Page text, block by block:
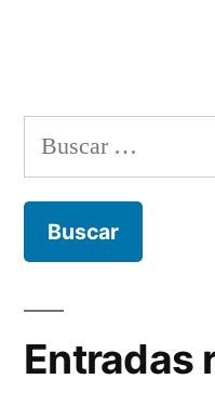
Buscar:
Entradas